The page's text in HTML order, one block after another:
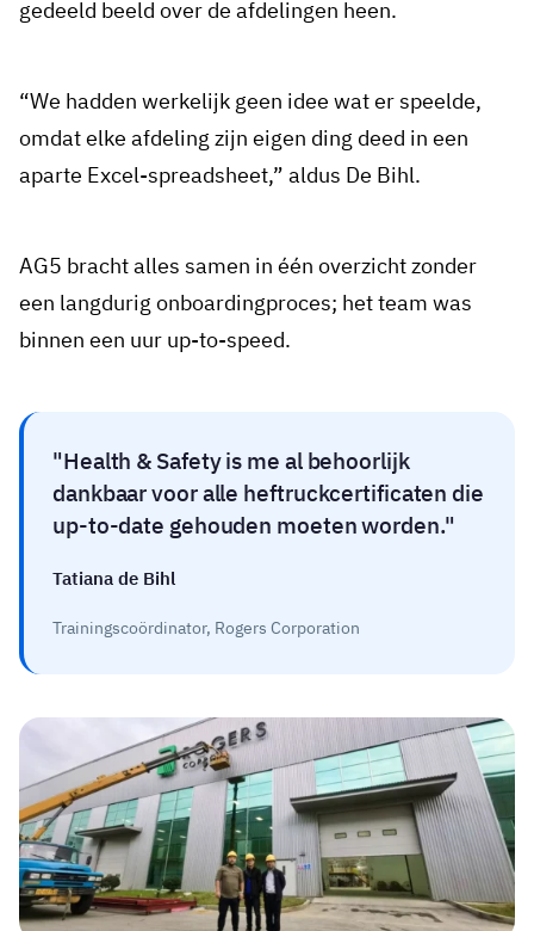
gedeeld beeld over de afdelingen heen.
“We hadden werkelijk geen idee wat er speelde,
omdat elke afdeling zijn eigen ding deed in een
aparte Excel-spreadsheet,” aldus De Bihl.
AG5 bracht alles samen in één overzicht zonder
een langdurig onboardingproces; het team was
binnen een uur up-to-speed.
Health & Safety is me al behoorlijk
dankbaar voor alle heftruckcertificaten die
up-to-date gehouden moeten worden.
Tatiana de Bihl
Trainingscoördinator, Rogers Corporation